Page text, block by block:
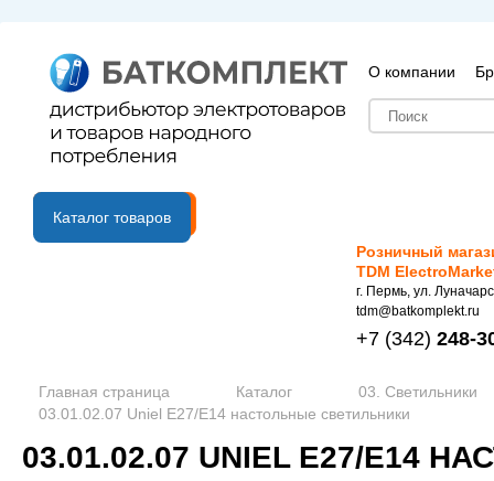
О компании
B2B портал
Каталог товаров
Розничный
TDM
г. Пермь, ул.
tdm@batkomplekt.ru
+7 (342) 248-
Главная страница Каталог
03. Светильники
03.01.02.07 Uniel Е27/Е14 настольные светильники
03.01.02.07 UNIEL Е27/Е14